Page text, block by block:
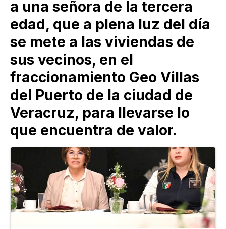
a una señora de la tercera
edad, que a plena luz del día
se mete a las viviendas de
sus vecinos, en el
fraccionamiento Geo Villas
del Puerto de la ciudad de
Veracruz, para llevarse lo
que encuentra de valor.